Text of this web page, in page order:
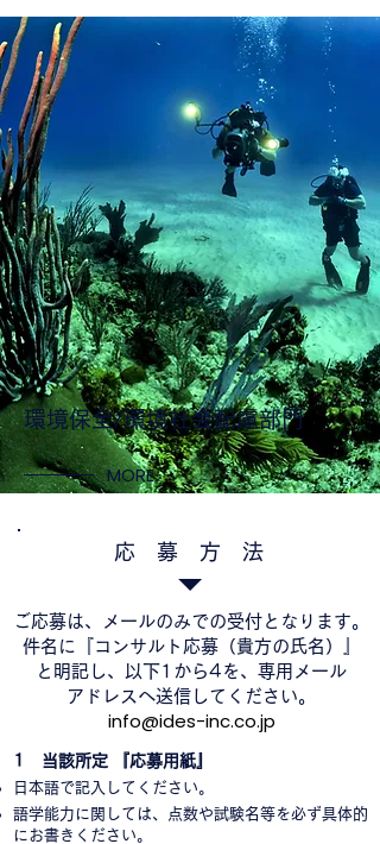
環境保全/環境社会配慮部門
MORE
​応 募 方 法
ご応募は、メールのみでの受付となります。
件名に『コンサルト応募（貴方の氏名）』
と明記し、以下1から4を、専用メール
アドレスへ送信してください。
info@ides-inc.co.jp
1 当該所定 『応募用紙』
日本語で記入してください。
語学能力に関しては、点数や試験名等を必ず具体的
にお書きください。